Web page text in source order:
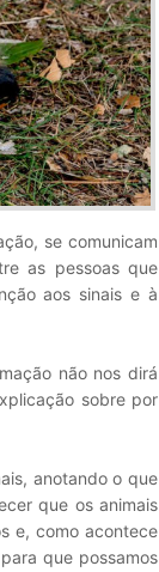
se comunicam
as pessoas que
aos sinais e à
não nos dirá
sobre por
anotando o que
que os animais
e, como acontece
que possamos